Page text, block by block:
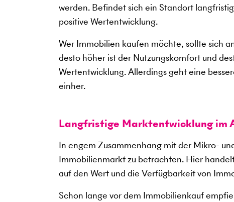
werden. Befindet sich ein Standort
positive Wertentwicklung.
Wer Immobilien kaufen möchte, sollte sich
desto höher ist der Nutzungskomfort und
Wertentwicklung. Allerdings geht eine
einher.
Langfristige Marktentwicklung im
In engem Zusammenhang mit der Mikro-
Immobilienmarkt zu betrachten. Hier
auf den Wert und die Verfügbarkeit von
Schon lange vor dem Immobilienkauf